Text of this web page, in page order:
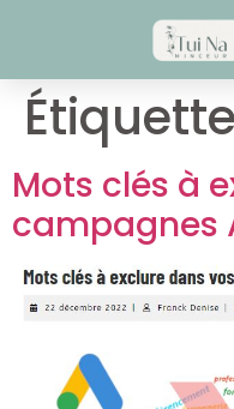
Mots clés à
campagnes